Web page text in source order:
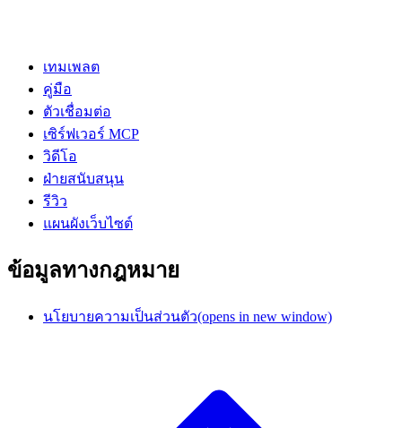
เทมเพลต
คู่มือ
ตัวเชื่อมต่อ
เซิร์ฟเวอร์ MCP
วิดีโอ
ฝ่ายสนับสนุน
รีวิว
แผนผังเว็บไซต์
ข้อมูลทางกฎหมาย
นโยบายความเป็นส่วนตัว(opens in new window)